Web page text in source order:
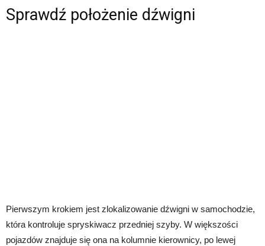
Sprawdź położenie dźwigni
Pierwszym krokiem jest zlokalizowanie dźwigni w samochodzie,
która kontroluje spryskiwacz przedniej szyby. W większości
pojazdów znajduje się ona na kolumnie kierownicy, po lewej